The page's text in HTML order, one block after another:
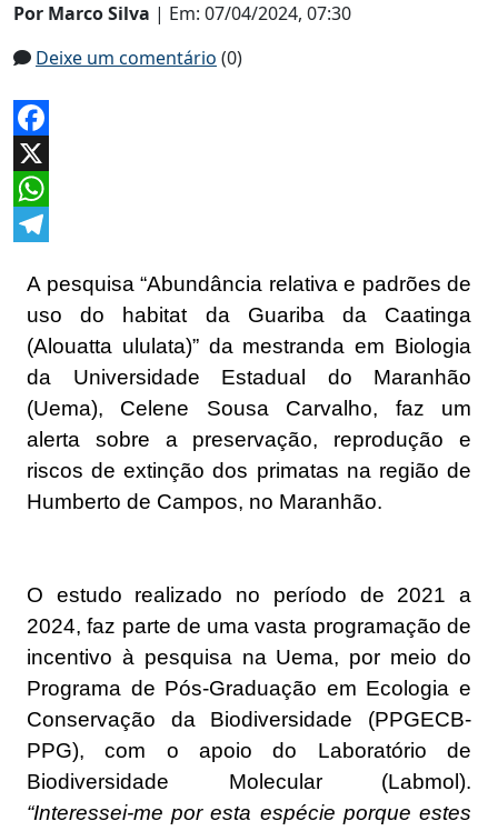
Por Marco Silva | Em: 07/04/2024, 07:30
Deixe um comentário (0)
Facebook
X
WhatsApp
A pesquisa “Abundância relativa e padrões de
uso do habitat da Guariba da Caatinga
(Alouatta ululata)” da mestranda em Biologia
da Universidade Estadual do Maranhão
(Uema), Celene Sousa Carvalho, faz um
alerta sobre a preservação, reprodução e
riscos de extinção dos primatas na região de
Humberto de Campos, no Maranhão.
O estudo realizado no período de 2021 a
2024, faz parte de uma vasta programação de
incentivo à pesquisa na Uema, por meio do
Programa de Pós-Graduação em Ecologia e
Conservação da Biodiversidade (PPGECB-
PPG), com o apoio do Laboratório de
Biodiversidade Molecular (Labmol).
“Interessei-me por esta espécie porque estes